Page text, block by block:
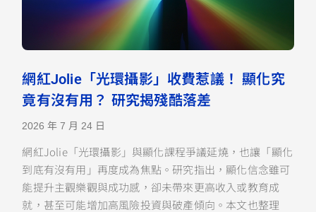
網紅Jolie「光環攝影」收費惹議！ 顯化究
竟有沒有用？ 研究揭殘酷落差
2026 年 7 月 24 日
網紅Jolie「光環攝影」與顯化課程爭議延燒，也讓「顯化
到底有沒有用」再度成為焦點。研究指出，顯化信念雖可
能提升主觀樂觀與成功感，卻未帶來更高收入或教育成
就，甚至可能增加高風險投資與破產傾向。本文也整理